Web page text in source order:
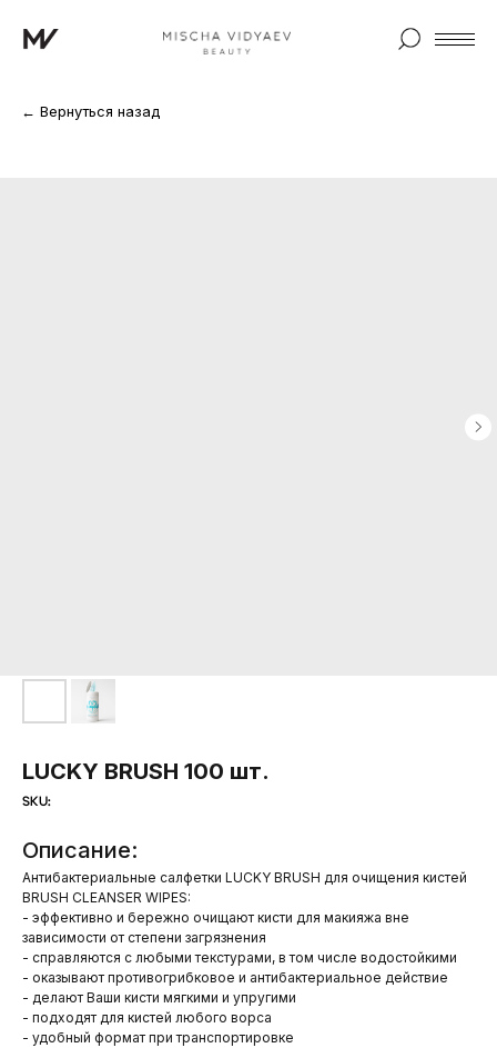
← Вернуться назад
LUCKY BRUSH 100 шт.
SKU:
Описание:
Антибактериальные салфетки LUCKY BRUSH для очищения кистей
BRUSH CLEANSER WIPES:
- эффективно и бережно очищают кисти для макияжа вне
зависимости от степени загрязнения
- справляются с любыми текстурами, в том числе водостойкими
- оказывают противогрибковое и антибактериальное действие
- делают Ваши кисти мягкими и упругими
- подходят для кистей любого ворса
- удобный формат при транспортировке